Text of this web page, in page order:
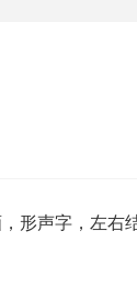
形声字，左右